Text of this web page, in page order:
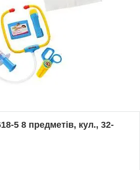
5 8 предметів, кул., 32-